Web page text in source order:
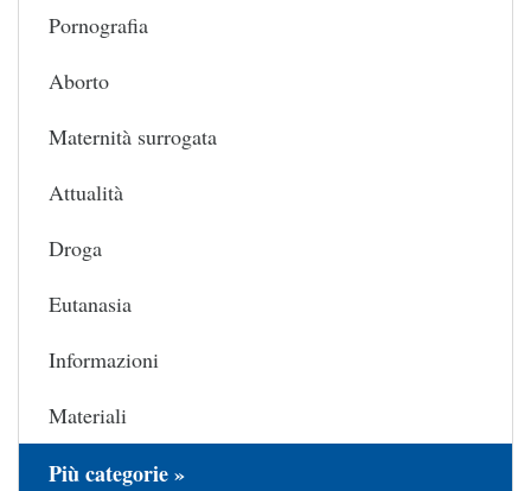
Pornografia
Aborto
Maternità surrogata
Attualità
Droga
Eutanasia
Informazioni
Materiali
Più categorie »